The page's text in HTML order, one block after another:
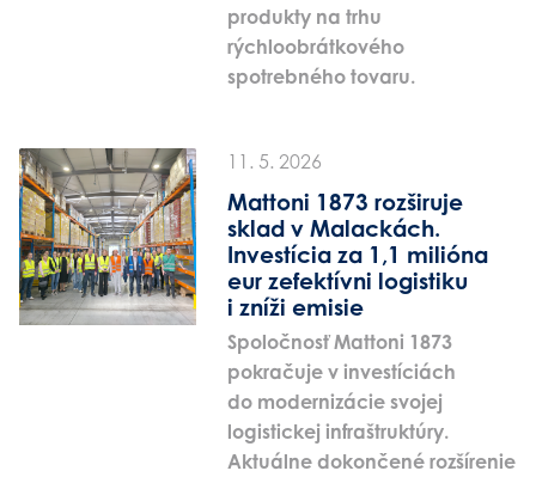
produkty na trhu
rýchloobrátkového
spotrebného tovaru.
11. 5. 2026
Mattoni 1873 rozširuje
sklad v Malackách.
Investícia za 1,1 milióna
eur zefektívni logistiku
i zníži emisie
Spoločnosť Mattoni 1873
pokračuje v investíciách
do modernizácie svojej
logistickej infraštruktúry.
Aktuálne dokončené rozšírenie